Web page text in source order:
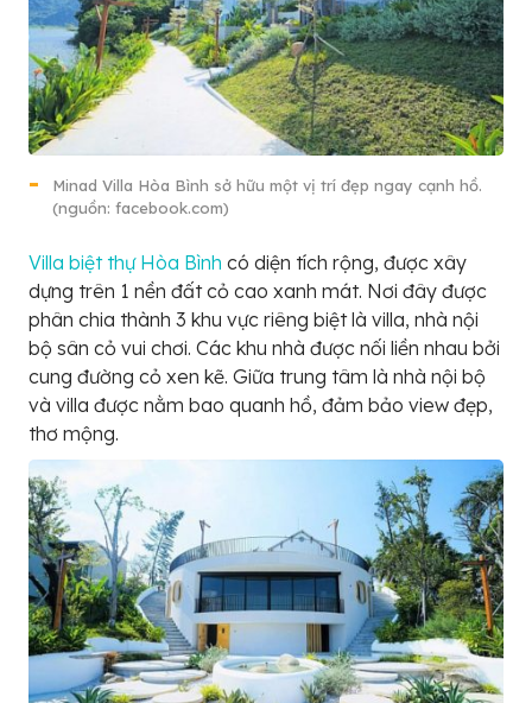
Minad Villa Hòa Bình sở hữu một vị trí đẹp ngay cạnh hồ.
(nguồn: facebook.com)
Villa biệt thự Hòa Bình có diện tích rộng, được xây
dựng trên 1 nền đất cỏ cao xanh mát. Nơi đây được
phân chia thành 3 khu vực riêng biệt là villa, nhà nội
bộ sân cỏ vui chơi. Các khu nhà được nối liền nhau bởi
cung đường cỏ xen kẽ. Giữa trung tâm là nhà nội bộ
và villa được nằm bao quanh hồ, đảm bảo view đẹp,
thơ mộng.